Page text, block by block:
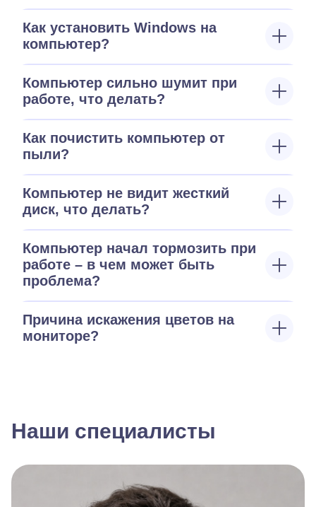
Как установить Windows на
компьютер?
Компьютер сильно шумит при
работе, что делать?
Как почистить компьютер от
пыли?
Компьютер не видит жесткий
диск, что делать?
Компьютер начал тормозить при
работе – в чем может быть
проблема?
Причина искажения цветов на
мониторе?
Наши специалисты